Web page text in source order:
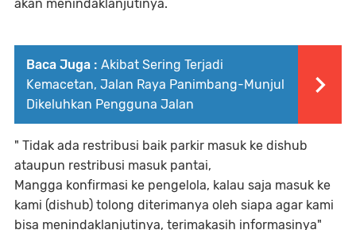
akan menindaklanjutinya.
Baca Juga : Akibat Sering Terjadi
Kemacetan, Jalan Raya Panimbang-Munjul
Dikeluhkan Pengguna Jalan
" Tidak ada restribusi baik parkir masuk ke dishub
ataupun restribusi masuk pantai,
Mangga konfirmasi ke pengelola, kalau saja masuk ke
kami (dishub) tolong diterimanya oleh siapa agar kami
bisa menindaklanjutinya, terimakasih informasinya"